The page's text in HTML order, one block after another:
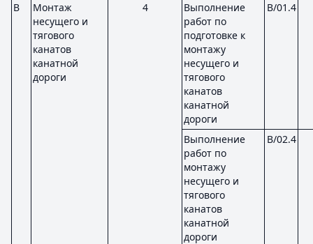
B
Монтаж
несущего и
тягового
канатов
канатной
дороги
4
Выполнение
работ по
подготовке к
монтажу
несущего и
тягового
канатов
канатной
дороги
B/01.4
Выполнение
работ по
монтажу
несущего и
тягового
канатов
канатной
дороги
B/02.4